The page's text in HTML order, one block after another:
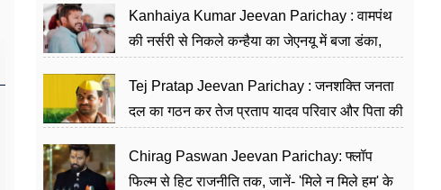
Kanhaiya Kumar Jeevan Parichay : वामपंथ
की नर्सरी से निकले कन्हैया का जेएनयू में बजा डंका,
Tej Pratap Jeevan Parichay : जनशक्ति जनता
दल का गठन कर तेज प्रताप यादव परिवार और पिता की
Chirag Paswan Jeevan Parichay: फ्लॉप
फिल्म से हिट राजनीति तक, जानें- 'मिले न मिले हम' के